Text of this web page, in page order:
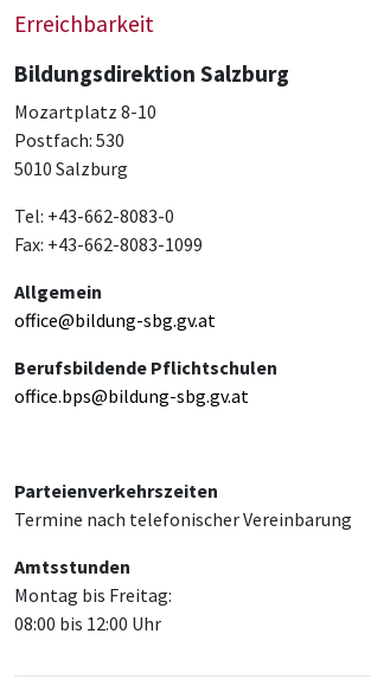
Erreichbarkeit
Bildungsdirektion Salzburg
Mozartplatz 8-10
Postfach: 530
5010 Salzburg
Tel: +43-662-8083-0
Fax: +43-662-8083-1099
Allgemein
office@bildung-sbg.gv.at
Berufsbildende Pflichtschulen
office.bps@bildung-sbg.gv.at
Parteienverkehrszeiten
Termine nach telefonischer Vereinbarung
Amtsstunden
Montag bis Freitag:
08:00 bis 12:00 Uhr